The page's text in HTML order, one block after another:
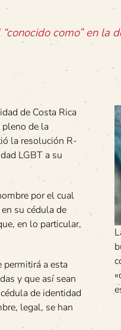
como” en la
de Costa Rica
de la
la resolución R-
LGBT a su
por el cual
su cédula de
en lo particular,
permitirá a esta
y que así sean
de identidad
legal, se han